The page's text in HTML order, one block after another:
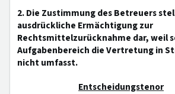
2. Die Zustimmung des Betreuers
ausdrückliche Ermächtigung zur
Rechtsmittelzurücknahme dar, weil
Aufgabenbereich die Vertretung in
nicht umfasst.
Entscheidungstenor